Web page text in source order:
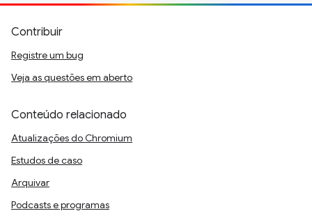
Contribuir
Registre um bug
Veja as questões em aberto
Conteúdo relacionado
Atualizações do Chromium
Estudos de caso
Arquivar
Podcasts e programas